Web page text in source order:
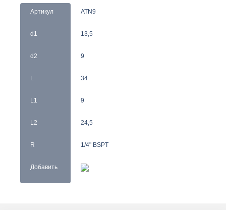
Артикул
d1
d2
L
L1
L2
R
Добавить
ATN9
13,5
9
34
9
24,5
1/4" BSPT